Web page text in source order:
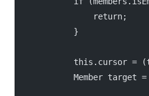
                return;
            }
this.cursor =
Member target =